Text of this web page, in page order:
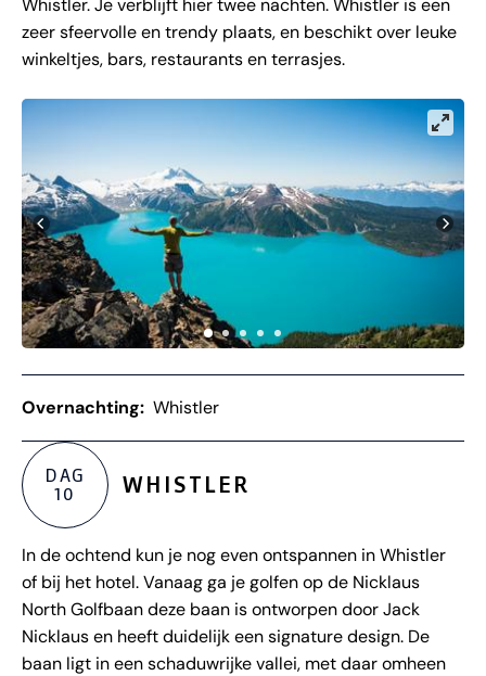
Whistler. Je verblijft hier twee nachten. Whistler is een
zeer sfeervolle en trendy plaats, en beschikt over leuke
winkeltjes, bars, restaurants en terrasjes.
Overnachting: Whistler
DAG
10
WHISTLER
In de ochtend kun je nog even ontspannen in Whistler
of bij het hotel. Vanaag ga je golfen op de Nicklaus
North Golfbaan deze baan is ontworpen door Jack
Nicklaus en heeft duidelijk een signature design. De
baan ligt in een schaduwrijke vallei, met daar omheen